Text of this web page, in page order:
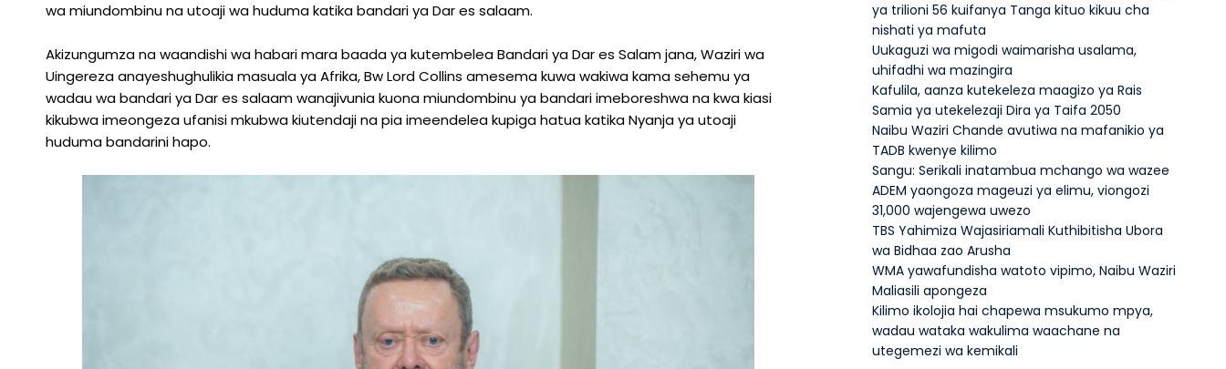
wa miundombinu na utoaji wa huduma katika bandari ya Dar es salaam.
Akizungumza na waandishi wa habari mara baada ya kutembelea Bandari ya Dar es Salam jana, Waziri wa
Uingereza anayeshughulikia masuala ya Afrika, Bw Lord Collins amesema kuwa wakiwa kama sehemu ya
wadau wa bandari ya Dar es salaam wanajivunia kuona miundombinu ya bandari imeboreshwa na kwa kiasi
kikubwa imeongeza ufanisi mkubwa kiutendaji na pia imeendelea kupiga hatua katika Nyanja ya utoaji
huduma bandarini hapo.
ya trilioni 56 kuifanya Tanga kituo kikuu cha
nishati ya mafuta
Uukaguzi wa migodi waimarisha usalama,
uhifadhi wa mazingira
Kafulila, aanza kutekeleza maagizo ya Rais
Samia ya utekelezaji Dira ya Taifa 2050
Naibu Waziri Chande avutiwa na mafanikio ya
TADB kwenye kilimo
Sangu: Serikali inatambua mchango wa wazee
ADEM yaongoza mageuzi ya elimu, viongozi
31,000 wajengewa uwezo
TBS Yahimiza Wajasiriamali Kuthibitisha Ubora
wa Bidhaa zao Arusha
WMA yawafundisha watoto vipimo, Naibu Waziri
Maliasili apongeza
Kilimo ikolojia hai chapewa msukumo mpya,
wadau wataka wakulima waachane na
utegemezi wa kemikali